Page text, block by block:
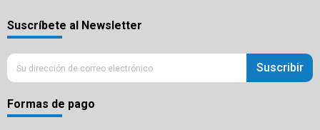
Suscríbete al Newsletter
Suscribir
Formas de pago